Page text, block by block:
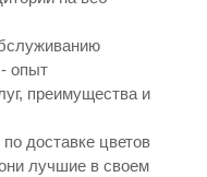
опыт
преимущества и
доставке цветов
лучшие в своем